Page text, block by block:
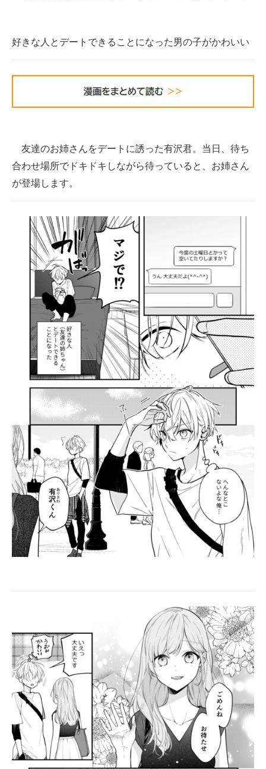
IT製品の技術・比較・事例
モノづくり技術者専門サイト
電子設計の基本と応用
建設×テクノロジーの最前線
ちょっと気になるネットの話題
好きな人とデートできることになった男の子がかわいい
友達のお姉さんをデートに誘った有沢君。当日、待ち
合わせ場所でドキドキしながら待っていると、お姉さん
が登場します。